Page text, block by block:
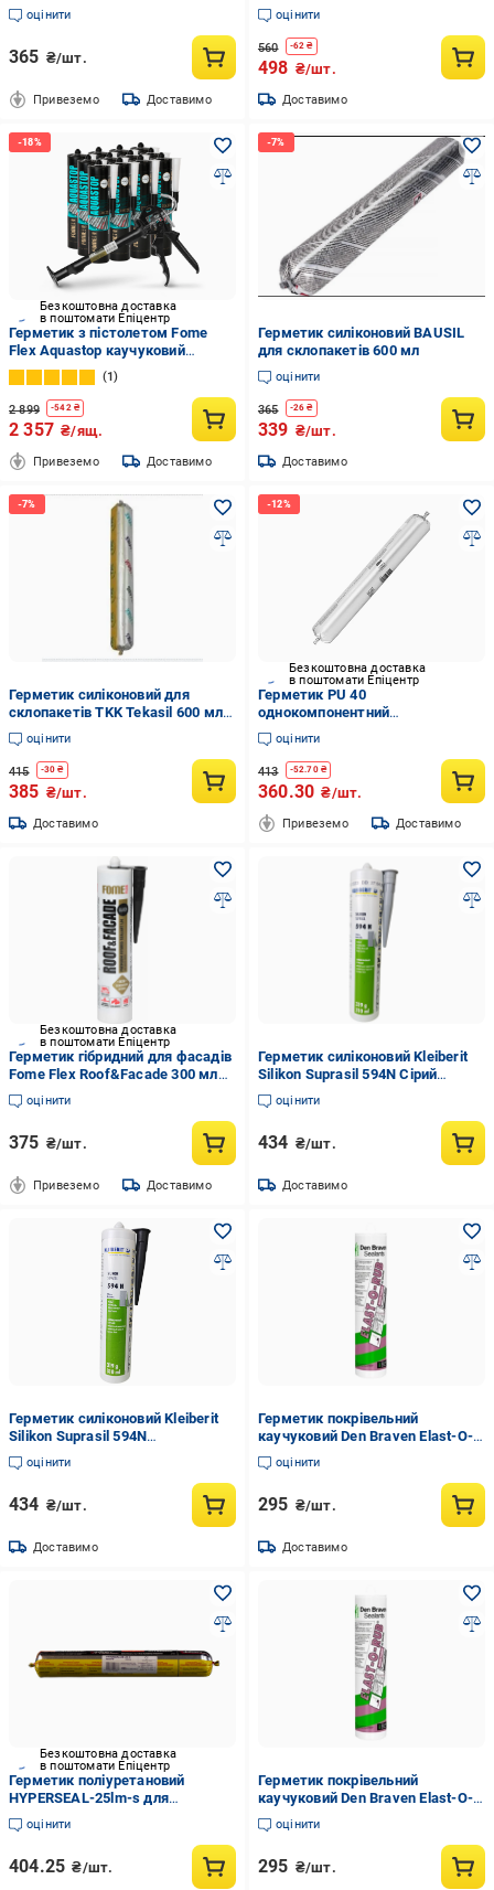
(30635476)
оцінити
365 ₴/шт.
Привеземо Доставимо
Прозорий
оцінити
560 -62 ₴
498 ₴/шт.
Доставимо
Безкоштовна доставка
в поштомати Епіцентр
Герметик з пістолетом Fome
Flex Aquastop каучуковий
посилений волокнами 300 мл/12
шт. Прозорий (01-4-2-009-12)
1
2 899 -542₴
2 357 ₴/ящ.
Привеземо Доставимо
Герметик силіконовий BAUSIL
для склопакетів 600 мл
оцінити
365 -26 ₴
339 ₴/шт.
Доставимо
Герметик силіконовий для
склопакетів TKK Tekasil 600 мл
Молочний
оцінити
415 -30 ₴
385 ₴/шт.
Доставимо
Безкоштовна доставка
в поштомати Епіцентр
Герметик PU 40
однокомпонентний
поліуретановий 600 мл Grey
оцінити
413 -52.70₴
360.30 ₴/шт.
Привеземо Доставимо
Безкоштовна доставка
в поштомати Епіцентр
Герметик гібридний для фасадів
Fome Flex Roof&Facade 300 мл
Чорний (01-4-2-040)
оцінити
375 ₴/шт.
Привеземо Доставимо
Герметик силіконовий Kleiberit
Silikon Suprasil 594N Сірий
(2492777315)
оцінити
434 ₴/шт.
Доставимо
Герметик силіконовий Kleiberit
Silikon Suprasil 594N
нейтральний санітарний 320 г
Чорний (2492777316)
оцінити
434 ₴/шт.
Доставимо
Герметик покрівельний
каучуковий Den Braven Elast-O-
Rub 300 мл Чорний (12014466)
оцінити
295 ₴/шт.
Доставимо
Безкоштовна доставка
в поштомати Епіцентр
Герметик поліуретановий
HYPERSEAL-25lm-s для
ущільнення та запечатування
швів 600 мл Білий (1978)
оцінити
404.25 ₴/шт.
Герметик покрівельний
каучуковий Den Braven Elast-O-
Rub 300 мл Прозорий (31020567)
оцінити
295 ₴/шт.